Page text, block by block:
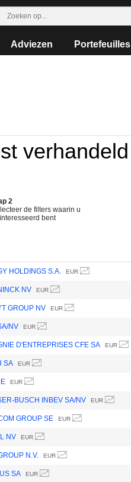
Adviezen Portefeuilles
verhandeld
2
de filters waarin u
bent
HOLDINGS S.A. EUR
NV EUR
GROUP NV EUR
NV EUR
D'ENTREPRISES CFE SA EUR
SA EUR
EUR
BUSCH INBEV SA/NV EUR
GROUP SE EUR
NV EUR
N.V. EUR
SA EUR